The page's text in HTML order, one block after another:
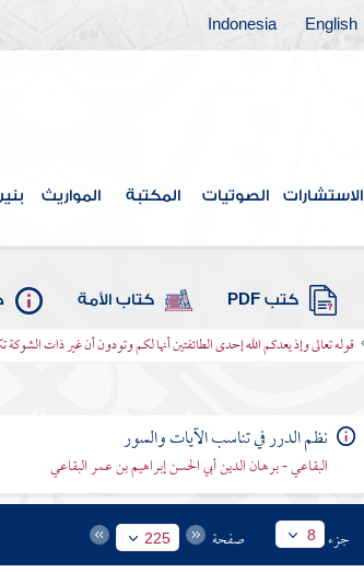
English
Indonesia
الاستشارات الصوتيات المكتبة المواريث
كتب PDF كتاب الأمة
قوله تعالى وإذ يعدكم الله إحدى الطائفتين أنها لكم وتودون أن غير ذات
نظم الدرر في تناسب الآيات والسور
البقاعي - برهان الدين أبي الحسن إبراهيم بن عمر البقاعي
جزء 8 صفحة 225